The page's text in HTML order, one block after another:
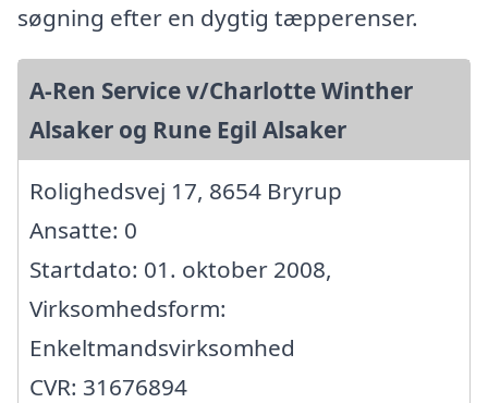
søgning efter en dygtig tæpperenser.
A-Ren Service v/Charlotte Winther
Alsaker og Rune Egil Alsaker
Rolighedsvej 17, 8654 Bryrup
Ansatte: 0
Startdato: 01. oktober 2008,
Virksomhedsform:
Enkeltmandsvirksomhed
CVR: 31676894